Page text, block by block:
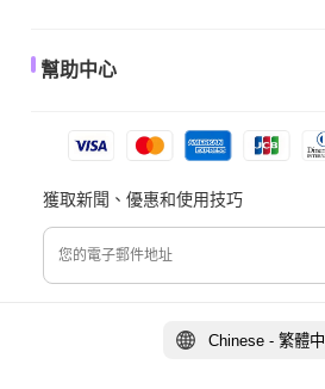
幫助中心
獲取新聞、優惠和使用技巧
Chinese - 繁體